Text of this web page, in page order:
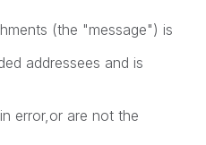
(the "message") is
addressees and is
error,or are not the